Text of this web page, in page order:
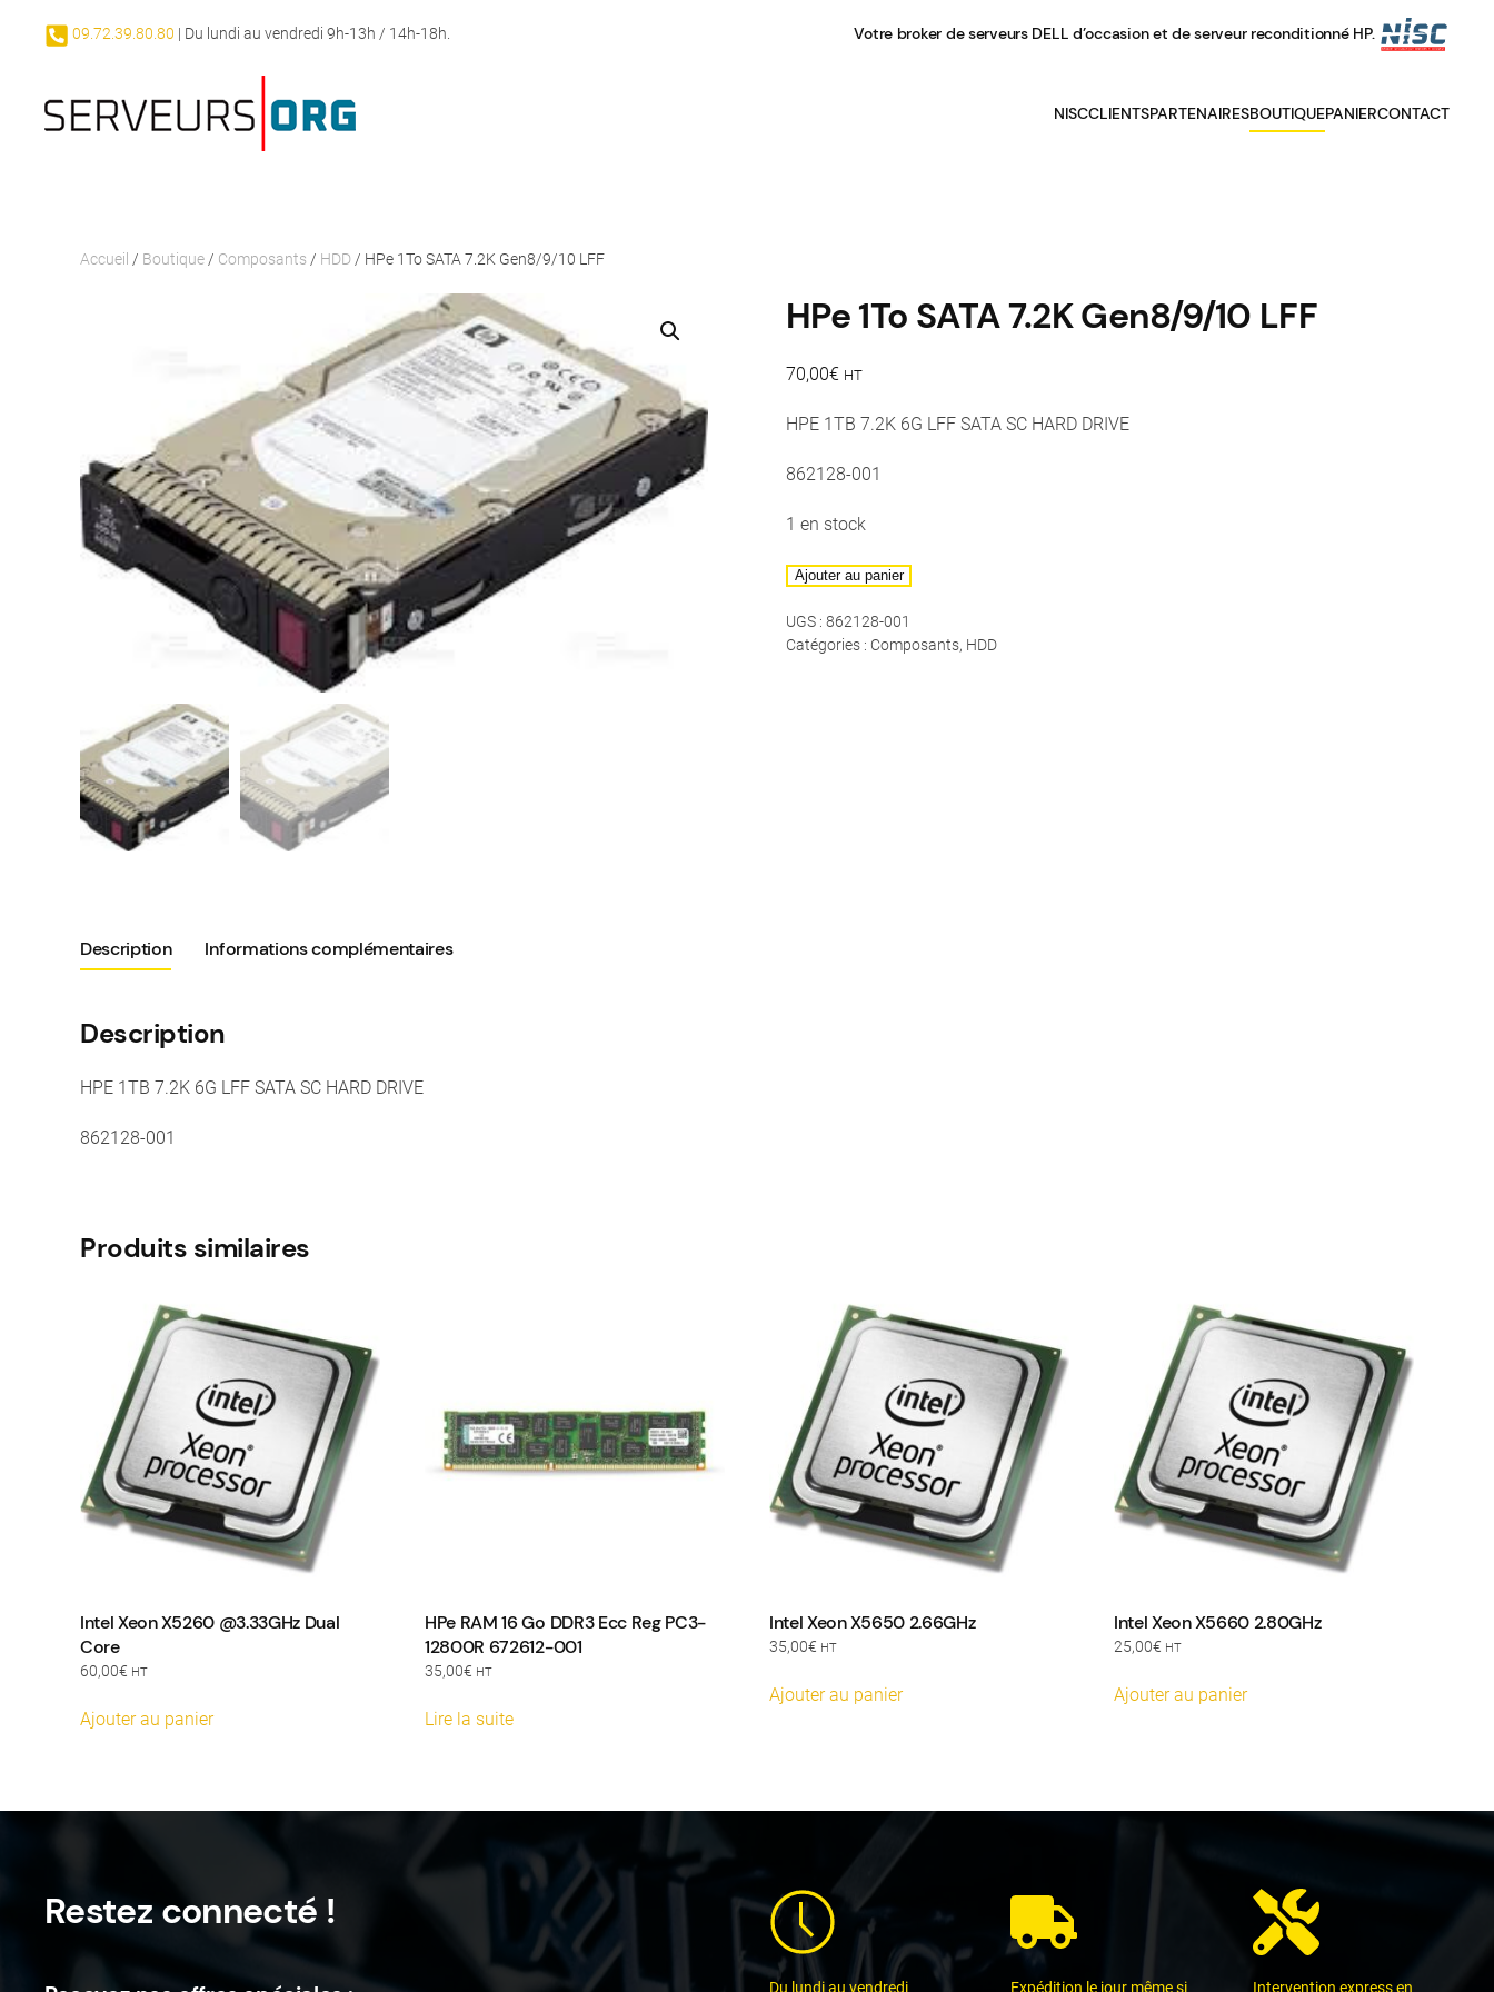
09.72.39.80.80 | Du lundi au vendredi 9h-13h / 14h-18h. Votre broker de serveurs DELL d’occasion et de serveur reconditionné HP.
NISCCLIENTSPARTENAIRESBOUTIQUEPANIERCONTACT
Accueil / Boutique / Composants / HDD / HPe 1To SATA 7.2K Gen8/9/10 LFF
HPe 1To SATA 7.2K Gen8/9/10 LFF
70,00€ HT
HPE 1TB 7.2K 6G LFF SATA SC HARD DRIVE
862128-001
1 en stock
quantité
HPe
1To
Ajouter au panier
UGS : 862128-001
Catégories : Composants, HDD
Description Informations complémentaires
Description
HPE 1TB 7.2K 6G LFF SATA SC HARD DRIVE
862128-001
Produits similaires
Intel Xeon X5260 @3.33GHz Dual
Core
60,00€ HT
Ajouter au panier
HPe RAM 16 Go DDR3 Ecc Reg PC3-
12800R 672612-001
35,00€ HT
Lire la suite
Intel Xeon X5650 2.66GHz
35,00€ HT
Ajouter au panier
Intel Xeon X5660 2.80GHz
25,00€ HT
Ajouter au panier
Restez connecté !
Du lundi au vendredi Expédition le jour même si Intervention express en